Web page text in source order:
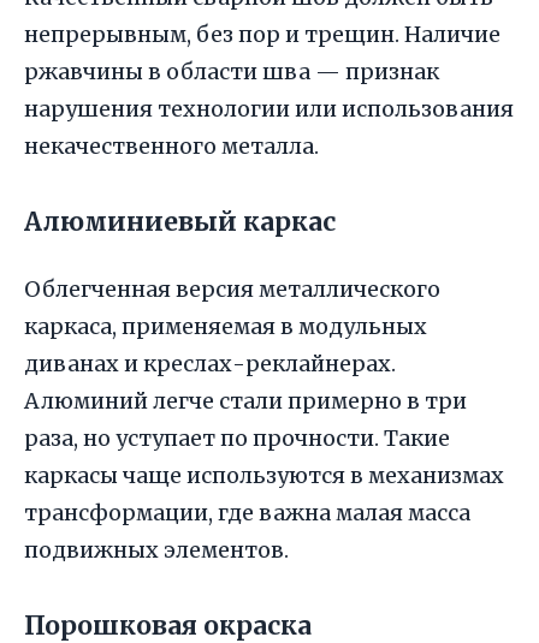
непрерывным, без пор и трещин. Наличие
ржавчины в области шва — признак
нарушения технологии или использования
некачественного металла.
Алюминиевый каркас
Облегченная версия металлического
каркаса, применяемая в модульных
диванах и креслах-реклайнерах.
Алюминий легче стали примерно в три
раза, но уступает по прочности. Такие
каркасы чаще используются в механизмах
трансформации, где важна малая масса
подвижных элементов.
Порошковая окраска